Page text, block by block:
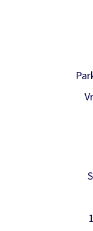
om de
bij de